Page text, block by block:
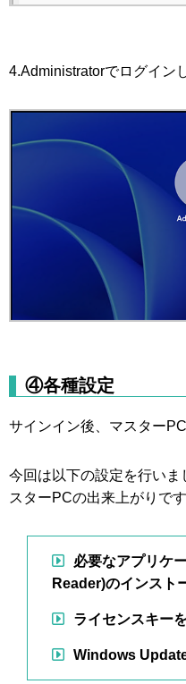
4.Administratorでログイン
④各種設定
サインイン後、マスター
今回は以下の設定を行い
スターPCの出来上がりです
必要なアプリケ
Reader)のインスト
ライセンスキー
Windows